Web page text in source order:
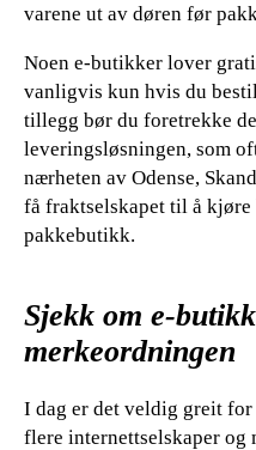
varene ut av døren før
Noen e-butikker lover
vanligvis kun hvis du
tillegg bør du foretrekke
leveringsløsningen, som
nærheten av Odense,
få fraktselskapet til å
pakkebutikk.
Sjekk om e-
merkeordningen
I dag er det veldig greit
flere internettselskaper og